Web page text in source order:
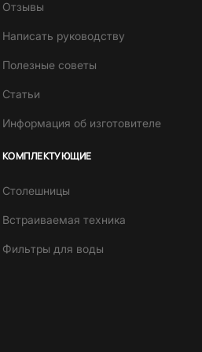
Отзывы
Написать руководству
Полезные советы
Статьи
Информация об изготовителе
КОМПЛЕКТУЮЩИЕ
Столешницы
Встраиваемая техника
Фильтры для воды